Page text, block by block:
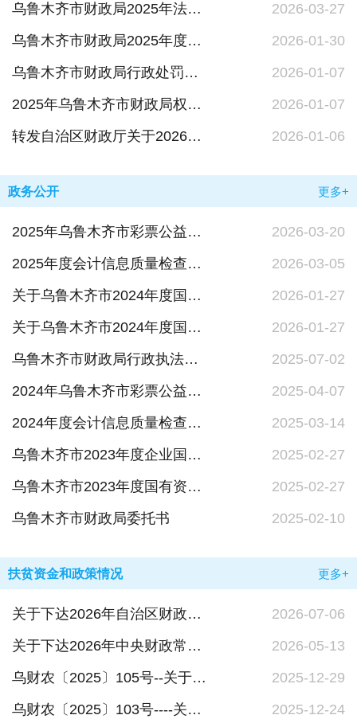
乌鲁木齐市财政局2025年法治政府建设情况报告
2026-03-27
乌鲁木齐市财政局2025年度政府信息公开工作年度报告
2026-01-30
乌鲁木齐市财政局行政处罚听证会公告
2026-01-07
2025年乌鲁木齐市财政局权责清单
2026-01-07
转发自治区财政厅关于2026年会计专业技术初级、高级资格考试报名温馨提示
2026-01-06
政务公开 更多+
2025年乌鲁木齐市彩票公益金筹集和使用情况的公告
2026-03-20
2025年度会计信息质量检查处理及整改落实情况公告
2026-03-05
关于乌鲁木齐市2024年度国有自然资源资产管理情况的专项报告
2026-01-27
关于乌鲁木齐市2024年度国有资产管理情况的综合报告
2026-01-27
乌鲁木齐市财政局行政执法人员名录库
2025-07-02
2024年乌鲁木齐市彩票公益金筹集和使用情况的公告
2025-04-07
2024年度会计信息质量检查结果公告
2025-03-14
乌鲁木齐市2023年度企业国有资产（不含金融）管理情况的专项报告
2025-02-27
乌鲁木齐市2023年度国有资产管理情况的综合报告
2025-02-27
乌鲁木齐市财政局委托书
2025-02-10
扶贫资金和政策情况 更多+
关于下达2026年自治区财政常态化帮状资金（开发式帮扶任务）预算的通知
2026-07-06
关于下达2026年中央财政常态化帮扶资金预算的通知
2026-05-13
乌财农〔2025〕105号--关于提前下达2026年市级财政衔接推进乡村振兴补助资金预算的通知
2025-12-29
乌财农〔2025〕103号----关于提前下达2026年自治区财政衔接推进乡村振兴补助资金预算的通知
2025-12-24